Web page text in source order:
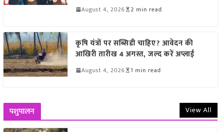
August 4, 2026 2 min read
कृषि यंत्रों पर सब्सिडी चाहिए? आवेदन की
आखिरी तारीख 4 अगस्त, जल्द करें अप्लाई
August 4, 2026 1 min read
पशुपालन View All